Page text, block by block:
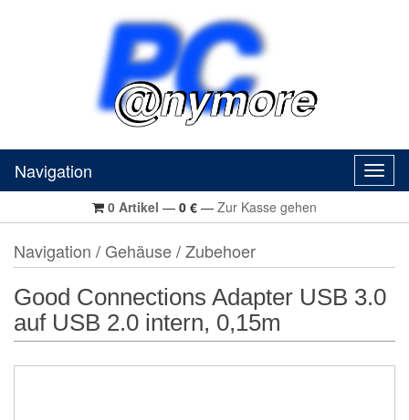
Navigation
0 Artikel — 0 € — Zur Kasse gehen
Navigation /Gehäuse/Zubehoer
Good Connections Adapter USB 3.0
auf USB 2.0 intern, 0,15m